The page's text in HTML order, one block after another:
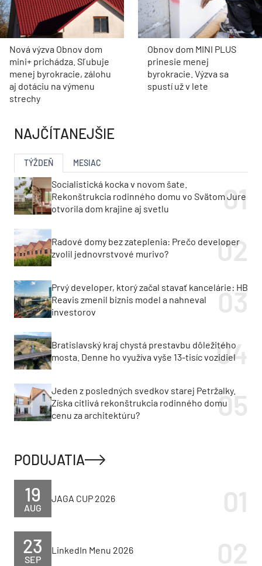
Nová výzva Obnov dom
mini+ prichádza. Sľubuje
menej byrokracie, zálohu
aj dotáciu na výmenu
strechy
Obnov dom MINI PLUS
prinesie menej
byrokracie. Výzva sa
spustí už v lete
NAJČÍTANEJŠIE
TÝŽDEŇ MESIAC
Socialistická kocka v novom šate.
Rekonštrukcia rodinného domu vo Svätom Jure
otvorila dom krajine aj svetlu
Radové domy bez zateplenia: Prečo developer
zvolil jednovrstvové murivo?
Prvý developer, ktorý začal stavať kancelárie: HB
Reavis zmenil biznis model a nahneval
investorov
Bratislavský kraj chystá prestavbu dôležitého
mosta. Denne ho využíva vyše 13-tisíc vozidiel
Jeden z posledných svedkov starej Petržalky.
Získa citlivá rekonštrukcia rodinného domu
cenu za architektúru?
PODUJATIA
AUG
19 JAGA CUP 2026
SEP
23 LinkedIn Menu 2026